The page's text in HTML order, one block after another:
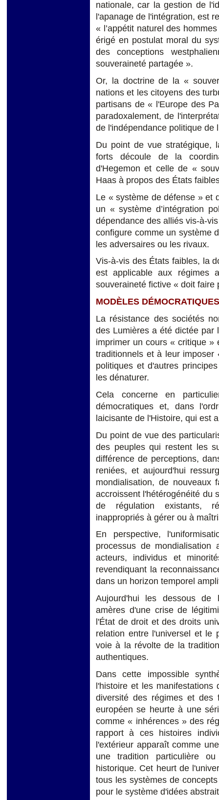
nationale, car la gestion de
l'apanage de l'intégration, est
« l’appétit naturel des
érigé en postulat moral du
des conceptions
souveraineté partagée ».
Or, la doctrine de la «
nations et les citoyens des
partisans de « l'Europe des
paradoxalement, de
de l'indépendance politique de
Du point de vue stratégique,
forts découle de la
d'Hegemon et celle de «
Haas à propos des États
Le « système de défense » et
un « système d’intégration
dépendance des alliés vis-à-
configure comme un système
les adversaires ou les rivaux.
Vis-à-vis des États faibles, la
est applicable aux régimes
souveraineté fictive « doit
MODÈLES
La résistance des sociétés
des Lumières a été dictée par
imprimer un cours « critique »
traditionnels et à leur imposer
politiques et d'autres
les dénaturer.
Cela concerne en
démocratiques et, dans
laicisante de l'Histoire, qui est
Du point de vue des
des peuples qui restent les
différence de perceptions,
reniées, et aujourd'hui
mondialisation, de nouveaux
accroissent l'hétérogénéité du
de régulation existants,
inappropriés à gérer ou à
En perspective,
processus de mondialisation
acteurs, individus et
revendiquant la
dans un horizon temporel
Aujourd'hui les dessous de
amères d'une crise de
l'État de droit et des droits
relation entre l'universel et le
voie à la révolte de la
authentiques.
Dans cette impossible
l'histoire et les
diversité des régimes et des
européen se heurte à une
comme « inhérences » des
rapport à ces histoires
l'extérieur apparaît comme
une tradition particulière
historique. Cet heurt de
tous les systèmes de
pour le système d'idées